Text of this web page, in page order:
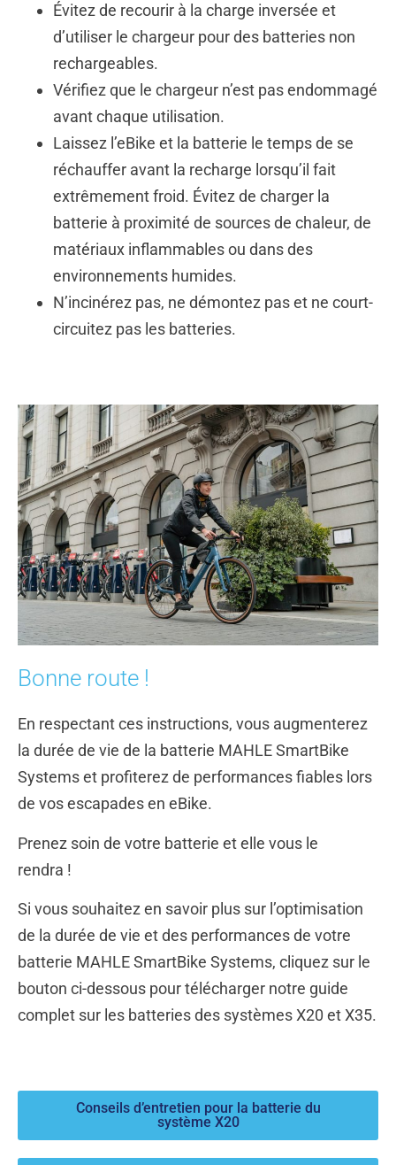
Évitez de recourir à la charge inversée et
d’utiliser le chargeur pour des batteries non
rechargeables.
Vérifiez que le chargeur n’est pas endommagé
avant chaque utilisation.
Laissez l’eBike et la batterie le temps de se
réchauffer avant la recharge lorsqu’il fait
extrêmement froid. Évitez de charger la
batterie à proximité de sources de chaleur, de
matériaux inflammables ou dans des
environnements humides.
N’incinérez pas, ne démontez pas et ne court-
circuitez pas les batteries.
Bonne route !
En respectant ces instructions, vous augmenterez
la durée de vie de la batterie MAHLE SmartBike
Systems et profiterez de performances fiables lors
de vos escapades en eBike.
Prenez soin de votre batterie et elle vous le
rendra !
Si vous souhaitez en savoir plus sur l’optimisation
de la durée de vie et des performances de votre
batterie MAHLE SmartBike Systems, cliquez sur le
bouton ci-dessous pour télécharger notre guide
complet sur les batteries des systèmes X20 et X35.
Conseils d’entretien pour la batterie du
système X20